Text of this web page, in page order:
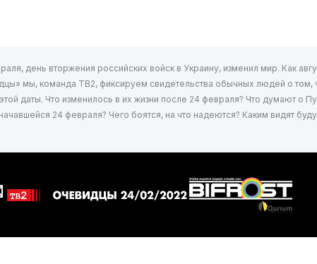
день вторжения российских войск в Украину, изменил мир. Как
мы, команда ТВ2, фиксируем свидетельства обычных людей о том,
даты. Что изменилось в их жизни после 24 февраля? Что думают о
24 февраля? Чего боятся, на что надеются? Каким видят